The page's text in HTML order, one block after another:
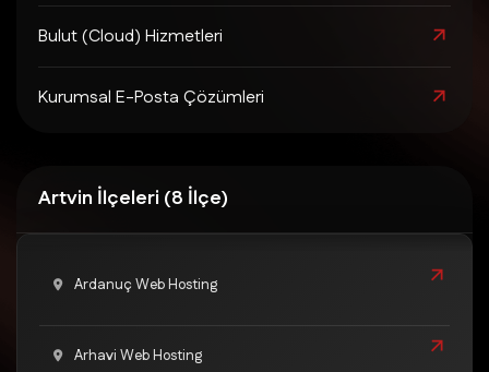
Bulut (Cloud) Hizmetleri
Kurumsal E-Posta Çözümleri
Artvin İlçeleri (8 İlçe)
Ardanuç Web Hosting
Arhavi Web Hosting